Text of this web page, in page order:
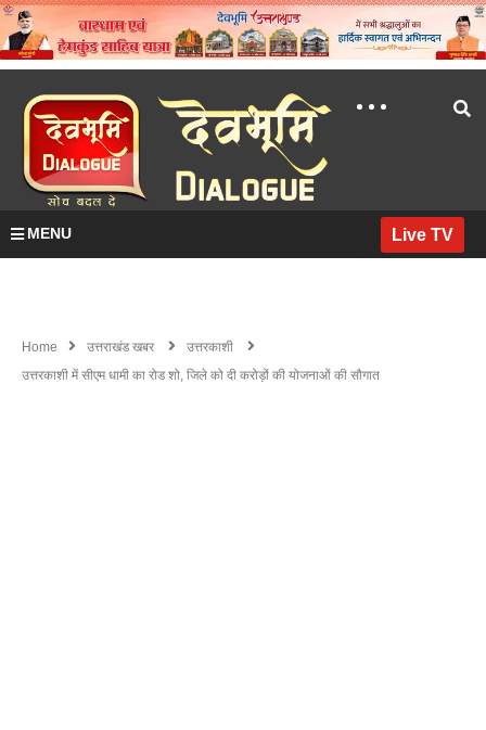
MENU Live TV
Home उत्तराखंड खबर
उत्तरकाशी
उत्तरकाशी में सीएम धामी का रोड शो, जिले को दी करोड़ों की योजनाओं की सौगात